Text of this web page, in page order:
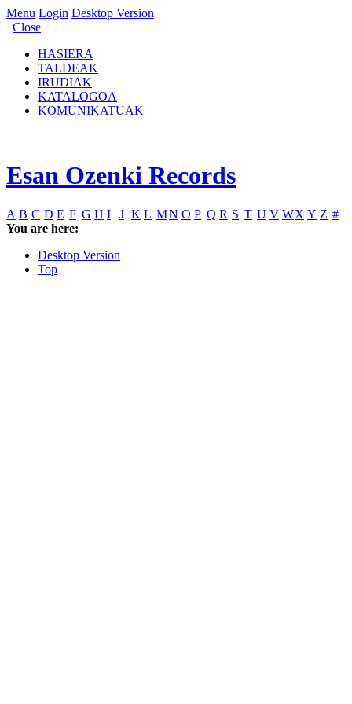
Menu Login Desktop Version
Close
HASIERA
TALDEAK
IRUDIAK
KATALOGOA
KOMUNIKATUAK
Esan Ozenki Records
A B C D E F G H I J K L MN O P Q R S T U V WX Y Z #
You are here:
Desktop Version
Top